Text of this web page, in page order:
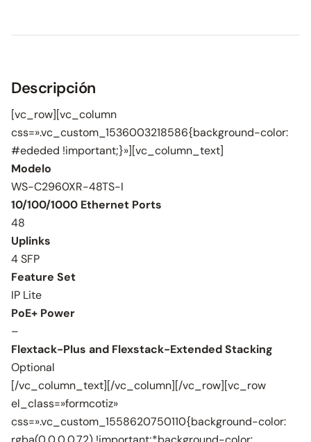
Descripción
[vc_row][vc_column
css=».vc_custom_1536003218586{background-color:
#ededed !important;}»][vc_column_text]
Modelo
WS-C2960XR-48TS-I
10/100/1000 Ethernet Ports
48
Uplinks
4 SFP
Feature Set
IP Lite
PoE+ Power
–
Flextack-Plus and Flexstack-Extended Stacking
Optional
[/vc_column_text][/vc_column][/vc_row][vc_row
el_class=»formcotiz»
css=».vc_custom_1558620750110{background-color: